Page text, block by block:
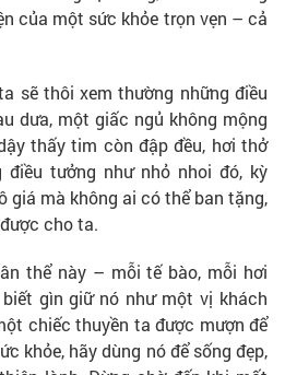
của một sức khỏe trọn vẹn – cả
sẽ thôi xem thường những điều
dưa, một giấc ngủ không mộng
thấy tim còn đập đều, hơi thở
điều tưởng như nhỏ nhoi đó, kỳ
giá mà không ai có thể ban tặng,
cho ta.
thể này – mỗi tế bào, mỗi hơi
gìn giữ nó như một vị khách
chiếc thuyền ta được mượn để
khỏe, hãy dùng nó để sống đẹp,